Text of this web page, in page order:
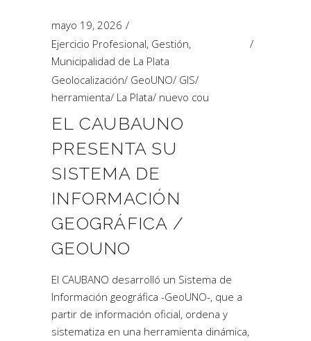
mayo 19, 2026
Ejercicio Profesional, Gestión,
Municipalidad de La Plata
Geolocalización/ GeoUNO/ GIS/
herramienta/ La Plata/ nuevo cou
EL CAUBAUNO
PRESENTA SU
SISTEMA DE
INFORMACIÓN
GEOGRÁFICA /
GEOUNO
El CAUBANO desarrolló un Sistema de
Información geográfica -GeoUNO-, que a
partir de información oficial, ordena y
sistematiza en una herramienta dinámica,